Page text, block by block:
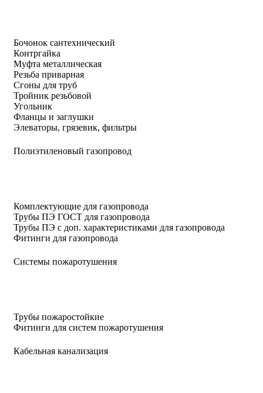
Бочонок сантехнический
Контргайка
Муфта металлическая
Резьба приварная
Сгоны для труб
Тройник резьбовой
Угольник
Фланцы и заглушки
Элеваторы, грязевик, фильтры
Полиэтиленовый газопровод
Комплектующие для газопровода
Трубы ПЭ ГОСТ для газопровода
Трубы ПЭ с доп. характеристиками для газопровода
Фитинги для газопровода
Системы пожаротушения
Трубы пожаростойкие
Фитинги для систем пожаротушения
Кабельная канализация